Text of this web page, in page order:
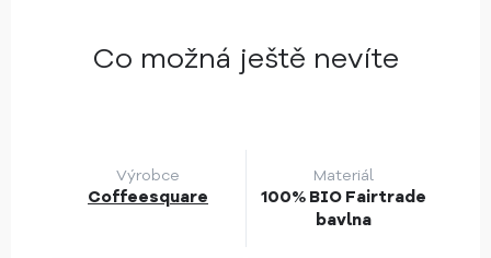
Co možná ještě nevíte
Výrobce
Coffeesquare
Materiál
100% BIO Fairtrade
bavlna